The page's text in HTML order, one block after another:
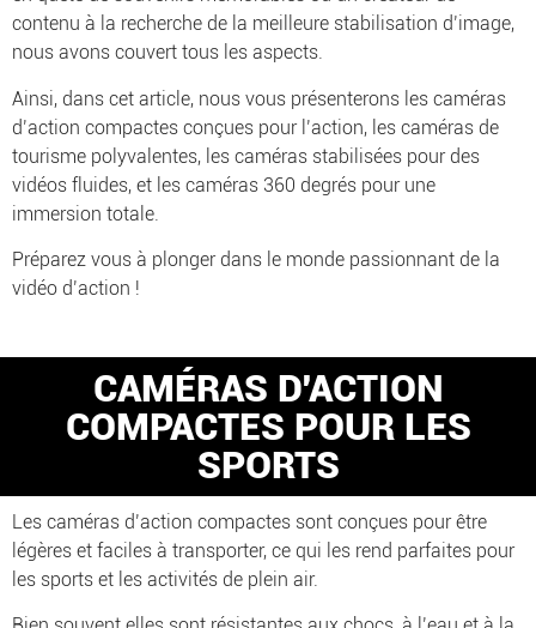
contenu à la recherche de la meilleure stabilisation d’image,
nous avons couvert tous les aspects.
Ainsi, dans cet article, nous vous présenterons les caméras
d’action compactes conçues pour l’action, les caméras de
tourisme polyvalentes, les caméras stabilisées pour des
vidéos fluides, et les caméras 360 degrés pour une
immersion totale.
Préparez vous à plonger dans le monde passionnant de la
vidéo d’action !
CAMÉRAS D'ACTION
COMPACTES POUR LES
SPORTS
Les caméras d’action compactes sont conçues pour être
légères et faciles à transporter, ce qui les rend parfaites pour
les sports et les activités de plein air.